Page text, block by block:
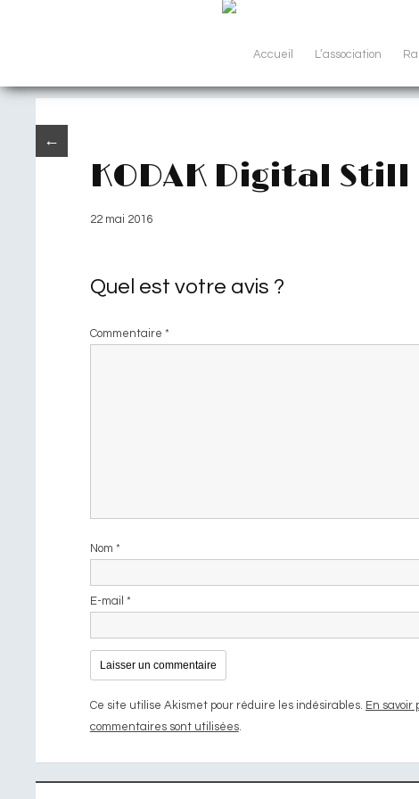
Accueil L’association
←
KODAK Digital
22 mai 2016
Quel est votre avis ?
Commentaire *
Nom *
E-mail *
Ce site utilise Akismet pour réduire les indésirables. En savoir
commentaires sont utilisées.